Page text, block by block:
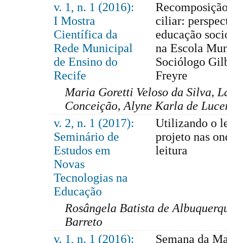
v. 1, n. 1 (2016):
I Mostra
Científica da
Rede Municipal
de Ensino do
Recife
ciliar:
educação
na Escola
Sociólogo
Freyre
Maria Goretti Veloso da Silva,
Conceição, Alyne Karla de
v. 2, n. 1 (2017):
Seminário de
Estudos em
Novas
Tecnologias na
Educação
Utilizando o
projeto nas
leitura
Rosângela Batista de
Barreto
v. 1, n. 1 (2016):
Semana da